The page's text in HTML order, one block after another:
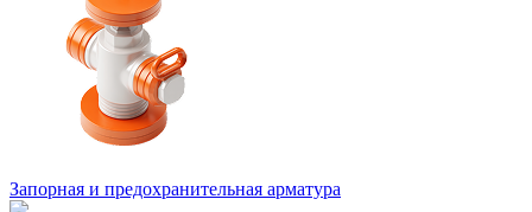
Запорная и предохранительная арматура